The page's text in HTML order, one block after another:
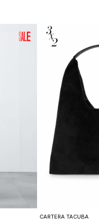
CARTERA TACUBA